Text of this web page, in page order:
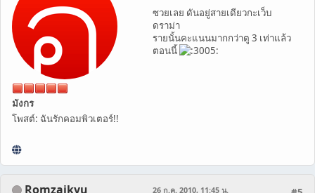
มังกร
โพสต์: ฉันรักคอมพิวเตอร์!!
ซวยเลย ดันอยู่สายเดียวกะเว็บ
ดราม่า
รายนั้นคะแนนมากกว่าตู 3 เท่าแล้ว
ตอนนี้
Romzaikyu 26 ก.ค. 2010, 11:45 น.